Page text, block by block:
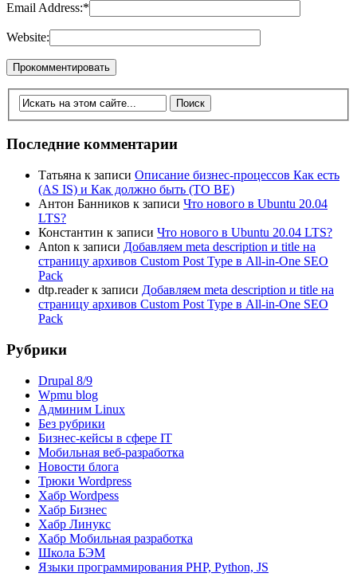
Email Address:*
Website:
Последние комментарии
Татьяна к записи Описание бизнес-процессов Как есть
(AS IS) и Как должно быть (TO BE)
Антон Банников к записи Что нового в Ubuntu 20.04
LTS?
Константин к записи Что нового в Ubuntu 20.04 LTS?
Anton к записи Добавляем meta description и title на
страницу архивов Custom Post Type в All-in-One SEO
Pack
dtp.readerк записи Добавляем meta description и title на
страницу архивов Custom Post Type в All-in-One SEO
Pack
Рубрики
Drupal 8/9
Wpmu blog
Админим Linux
Без рубрики
Бизнес-кейсы в сфере IT
Мобильная веб-разработка
Новости блога
Трюки Wordpress
Хабр Wordpess
Хабр Бизнес
Хабр Линукс
Хабр Мобильная разработка
Школа БЭМ
Языки программирования PHP, Python, JS